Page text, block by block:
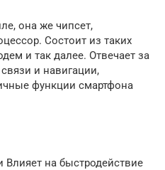
она же чипсет,
Состоит из таких
и так далее. Отвечает за
и навигации,
функции смартфона
на быстродействие